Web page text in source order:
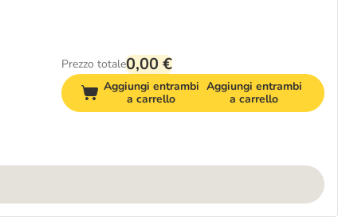
Prezzo totale0,00 €
Aggiungi entrambi
a carrello
Aggiungi entrambi
a carrello